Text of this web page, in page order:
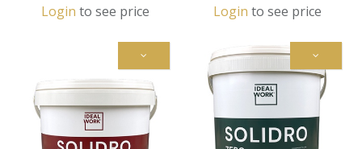
Login to see price Login to see price